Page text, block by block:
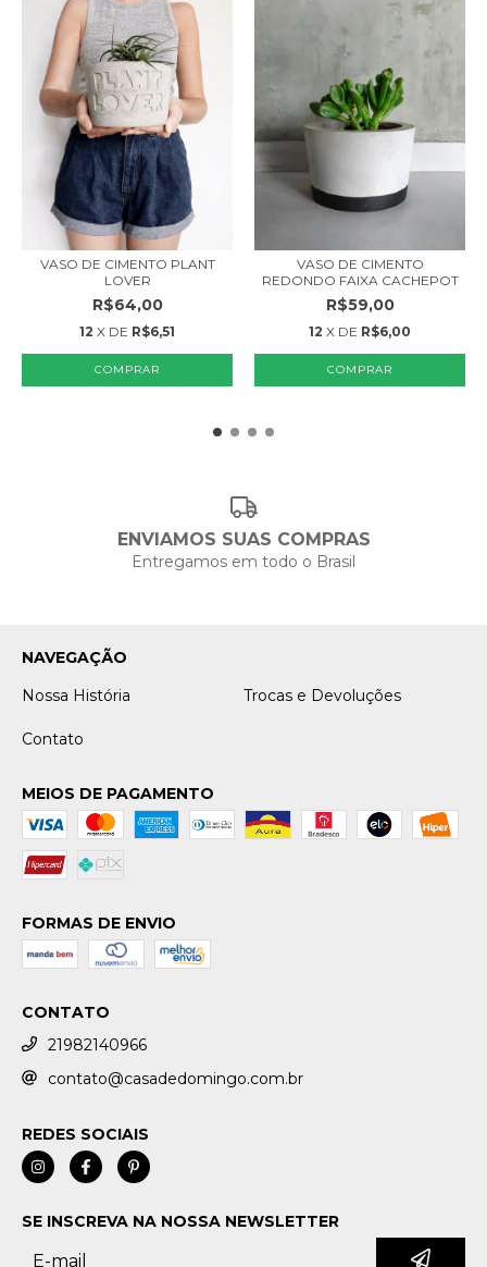
VASO DE CIMENTO PLANT
LOVER
R$64,00
12 X DE R$6,51
VASO DE CIMENTO
REDONDO FAIXA CACHEPOT
R$59,00
12 X DE R$6,00
COMPRAR
ENVIAMOS SUAS COMPRAS
Entregamos em todo o Brasil
NAVEGAÇÃO
Nossa História
Trocas e Devoluções
Contato
MEIOS DE PAGAMENTO
FORMAS DE ENVIO
CONTATO
21982140966
contato@casadedomingo.com.br
REDES SOCIAIS
SE INSCREVA NA NOSSA NEWSLETTER